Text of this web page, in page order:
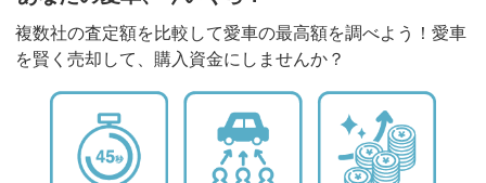
複数社の査定額を比較して愛車の最高額を調べよう！愛車
を賢く売却して、購入資金にしませんか？